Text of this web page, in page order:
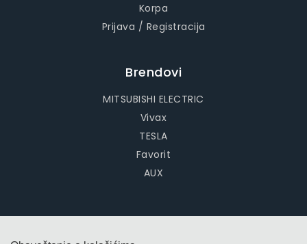
Korpa
Prijava / Registracija
Brendovi
MITSUBISHI ELECTRIC
Vivax
TESLA
Favorit
AUX